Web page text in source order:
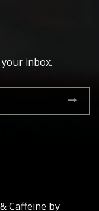
inbox.
Caffeine by